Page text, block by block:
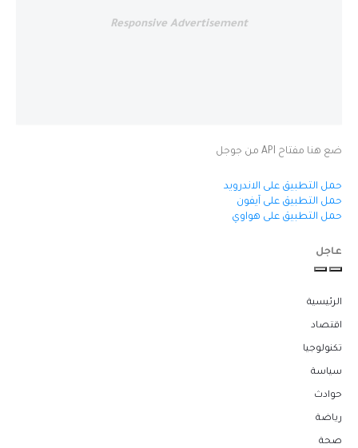
Responsive Advertisement
ضع هنا مفتاح API من جوجل
حمل التطبيق على الاندرويد
حمل التطبيق على آيفون
حمل التطبيق على هواوي
عاجل
الرئيسية
اقتصاد
تكنولوجيا
سياسة
حوادث
رياضة
صحة